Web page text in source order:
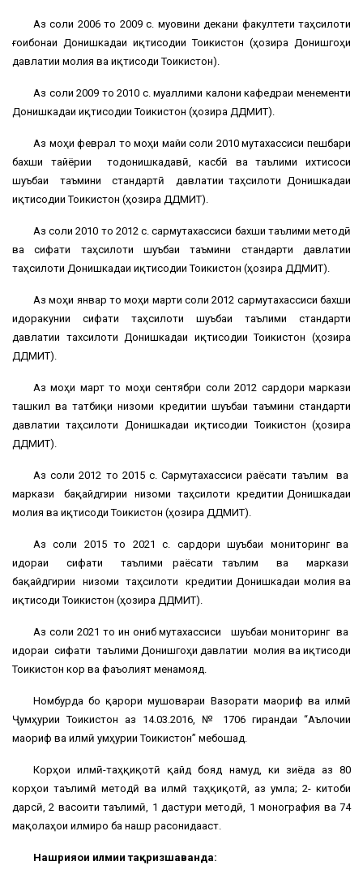
Аз соли 2006 то 2009 с. муовини декани факултети таҳсилоти
ғоибонаи Донишкадаи иқтисодии Тоҷикистон (ҳозира Донишгоҳи
давлатии молия ва иқтисоди Тоҷикистон).
Аз соли 2009 то 2010 с. муаллими калони кафедраи менеҷменти
Донишкадаи иқтисодии Тоҷикистон (ҳозира ДДМИТ).
Аз моҳи феврал то моҳи майи соли 2010 мутахассиси пешбари
бахши тайёрии тодонишкадавӣ, касбӣ ва таълими ихтисоси
шуъбаи таъмини стандартӣ давлатии таҳсилоти Донишкадаи
иқтисодии Тоҷикистон (ҳозира ДДМИТ).
Аз соли 2010 то 2012 с. сармутахассиси бахши таълими методӣ
ва сифати таҳсилоти шуъбаи таъмини стандарти давлатии
таҳсилоти Донишкадаи иқтисодии Тоҷикистон (ҳозира ДДМИТ).
Аз моҳи январ то моҳи марти соли 2012 сармутахассиси бахши
идоракунии сифати таҳсилоти шуъбаи таълими стандарти
давлатии тахсилоти Донишкадаи иқтисодии Тоҷикистон (ҳозира
ДДМИТ).
Аз моҳи март то моҳи сентябри соли 2012 сардори маркази
ташкил ва татбиқи низоми кредитии шуъбаи таъмини стандарти
давлатии таҳсилоти Донишкадаи иқтисодии Тоҷикистон (ҳозира
ДДМИТ).
Аз соли 2012 то 2015 с. Сармутахассиси раёсати таълим ва
маркази бақайдгирии низоми таҳсилоти кредитии Донишкадаи
молия ва иқтисоди Тоҷикистон (ҳозира ДДМИТ).
Аз соли 2015 то 2021 с. сардори шуъбаи мониторинг ва
идораи сифати таълими раёсати таълим ва маркази
бақайдгирии низоми таҳсилоти кредитии Донишкадаи молия ва
иқтисоди Тоҷикистон (ҳозира ДДМИТ).
Аз соли 2021 то ин ҷониб мутахассиси шуъбаи мониторинг ва
идораи сифати таълими Донишгоҳи давлатии молия ва иқтисоди
Тоҷикистон кор ва фаъолият менамояд.
Номбурда бо қарори мушовараи Вазорати маориф ва илмӣ
Ҷумҳурии Тоҷикистон аз 14.03.2016, № 1706 гирандаи “Аълочии
маориф ва илмӣ ҷумҳурии Тоҷикистон” мебошад.
Корҳои илмӣ-таҳқиқотӣ қайд бояд намуд, ки зиёда аз 80
корҳои таълимӣ методӣ ва илмӣ таҳқиқотӣ, аз ҷумла; 2- китоби
дарсӣ, 2 васоити таълимӣ, 1 дастури методӣ, 1 монография ва 74
мақолаҳои илмиро ба нашр расонидааст.
Нашрияҳои илмии тақризшаванда: